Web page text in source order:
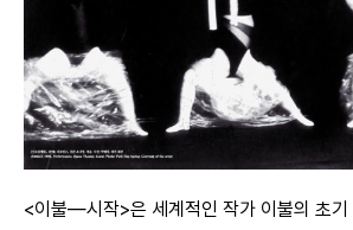
<이불―시작>은 세계적인 작가 이불의 초기